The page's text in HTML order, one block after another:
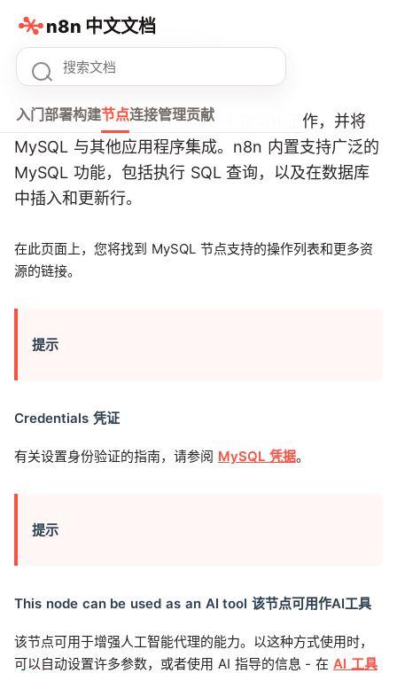
n8n 中文文档
入门部署构建节点连接管理贡献
MySQL节点
使用 MySQL 节点在 MySQL 中自动化工作，并将
MySQL 与其他应用程序集成。n8n 内置支持广泛的
MySQL 功能，包括执行 SQL 查询，以及在数据库
中插入和更新行。
在此页面上，您将找到 MySQL 节点支持的操作列表和更多资
源的链接。
提示
Credentials 凭证
有关设置身份验证的指南，请参阅 MySQL 凭据。
提示
This node can be used as an AI tool 该节点可用作AI工具
该节点可用于增强人工智能代理的能力。以这种方式使用时，
可以自动设置许多参数，或者使用 AI 指导的信息 - 在 AI 工具